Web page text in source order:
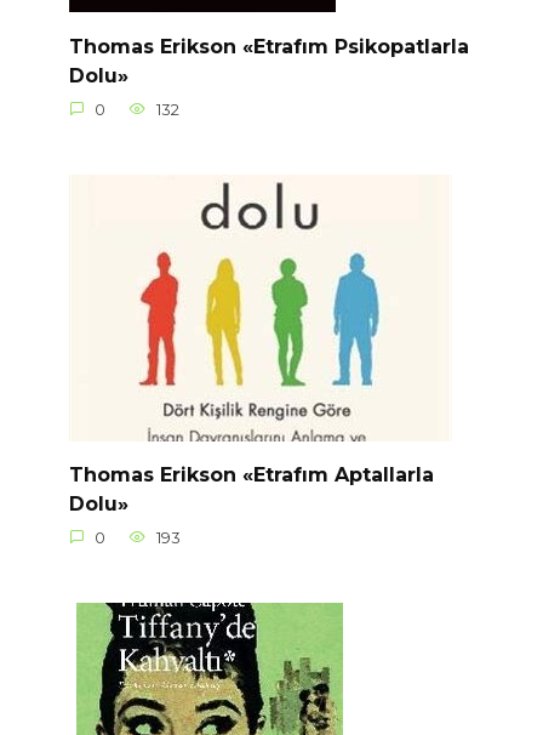
Thomas Erikson «Etrafım Psikopatlarla
Dolu»
0 132
Thomas Erikson «Etrafım Aptallarla
Dolu»
0 193